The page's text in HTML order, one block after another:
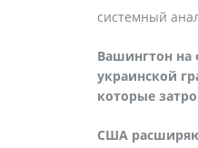
системный
Вашингтон на
украинской
которые
США